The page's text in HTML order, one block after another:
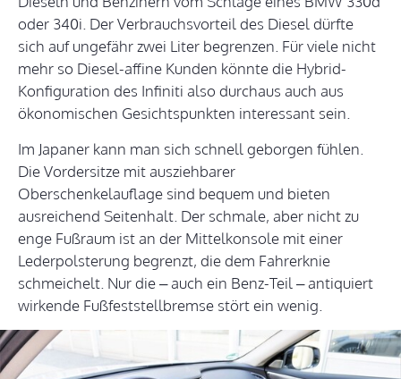
oder 340i. Der Verbrauchsvorteil des Diesel dürfte
sich auf ungefähr zwei Liter begrenzen. Für viele nicht
mehr so Diesel-affine Kunden könnte die Hybrid-
Konfiguration des Infiniti also durchaus auch aus
ökonomischen Gesichtspunkten interessant sein.
Im Japaner kann man sich schnell geborgen fühlen.
Die Vordersitze mit ausziehbarer
Oberschenkelauflage sind bequem und bieten
ausreichend Seitenhalt. Der schmale, aber nicht zu
enge Fußraum ist an der Mittelkonsole mit einer
Lederpolsterung begrenzt, die dem Fahrerknie
schmeichelt. Nur die – auch ein Benz-Teil – antiquiert
wirkende Fußfeststellbremse stört ein wenig.